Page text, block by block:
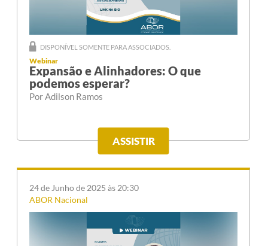
DISPONÍVEL SOMENTE PARA ASSOCIADOS.
Webinar
Expansão e Alinhadores: O que
podemos esperar?
Por Adilson Ramos
ASSISTIR
24 de Junho de 2025 às 20:30
ABOR Nacional